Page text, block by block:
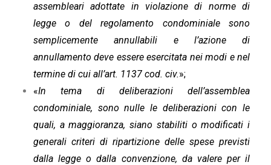
assembleari adottate in violazione di norme di
legge o del regolamento condominiale sono
semplicemente annullabili e l’azione di
annullamento deve essere esercitata nei modi e nel
termine di cui all’art. 1137 cod. civ.»;
«In tema di deliberazioni dell’assemblea
condominiale, sono nulle le deliberazioni con le
quali, a maggioranza, siano stabiliti o modificati i
generali criteri di ripartizione delle spese previsti
dalla legge o dalla convenzione, da valere per il